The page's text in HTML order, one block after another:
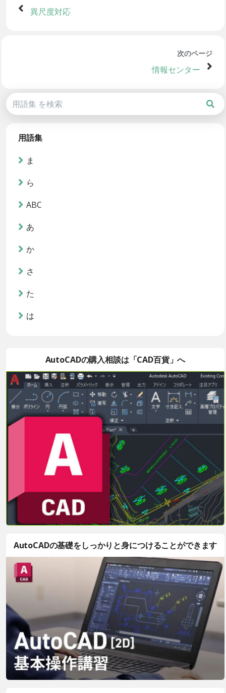
異尺度対応
次のページ
情報センター
用語集
ま
ら
ABC
あ
か
さ
た
は
AutoCADの購入相談は「CAD百貨」へ
AutoCADの基礎をしっかりと身につけることができます